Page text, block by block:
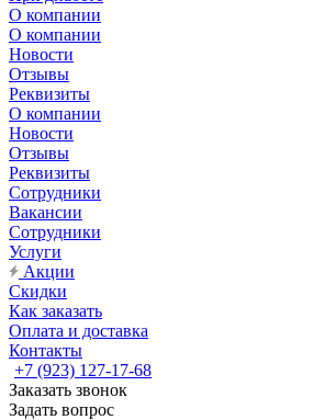
О компании
О компании
Новости
Отзывы
Реквизиты
О компании
Новости
Отзывы
Реквизиты
Сотрудники
Вакансии
Сотрудники
Услуги
Акции
Скидки
Как заказать
Оплата и доставка
Контакты
+7 (923) 127-17-68
Заказать звонок
Задать вопрос